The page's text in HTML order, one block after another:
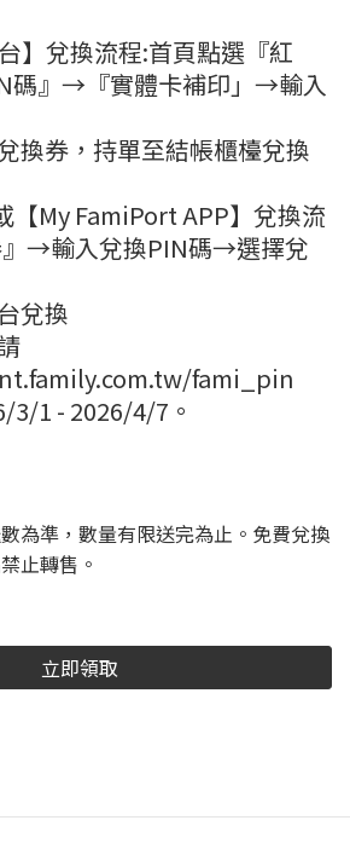
】兌換流程:首頁點選『紅
碼』→『實體卡補印」→輸入
換券，持單至結帳櫃檯兌換
【My FamiPort APP】兌換流
』→輸入兌換PIN碼→選擇兌
兌換
fami_pin
3/1 - 2026/4/7。
為準，數量有限送完為止。免費兌換
止轉售。
立即領取